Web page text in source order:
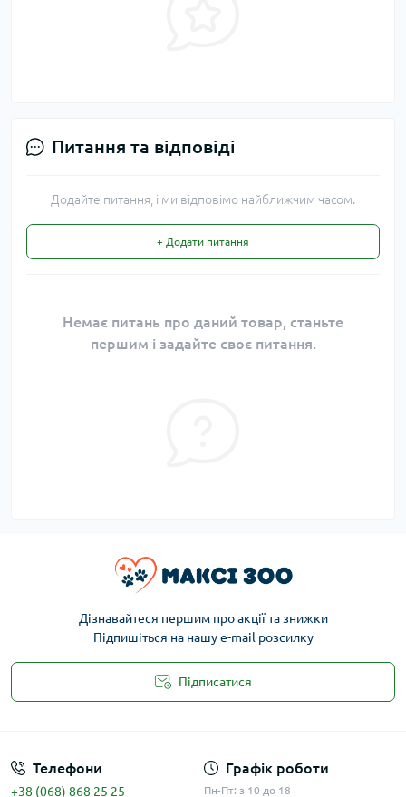
Питання та відповіді
Додайте питання, і ми відповімо найближчим часом.
+ Додати питання
Немає питань про даний товар, станьте
першим і задайте своє питання.
Дізнавайтеся першим про акції та знижки
Підпишіться на нашу e-mail розсилку
Підписатися
Телефони
+38 (068) 868 25 25
Графік роботи
Пн-Пт: з 10 до 18